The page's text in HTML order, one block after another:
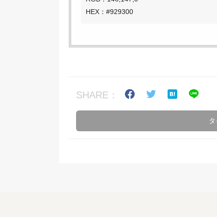
HEX：#929300
SHARE：